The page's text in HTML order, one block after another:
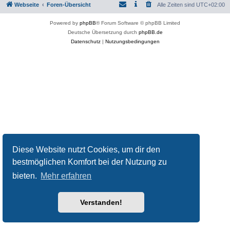
Diese Website nutzt Cookies, um dir den
bestmöglichen Komfort bei der Nutzung zu
bieten. Mehr erfahren
Verstanden!
Webseite Foren-Übersicht Alle Zeiten sind UTC+02:00
Powered by phpBB® Forum Software © phpBB Limited
Deutsche Übersetzung durch phpBB.de
Datenschutz| Nutzungsbedingungen